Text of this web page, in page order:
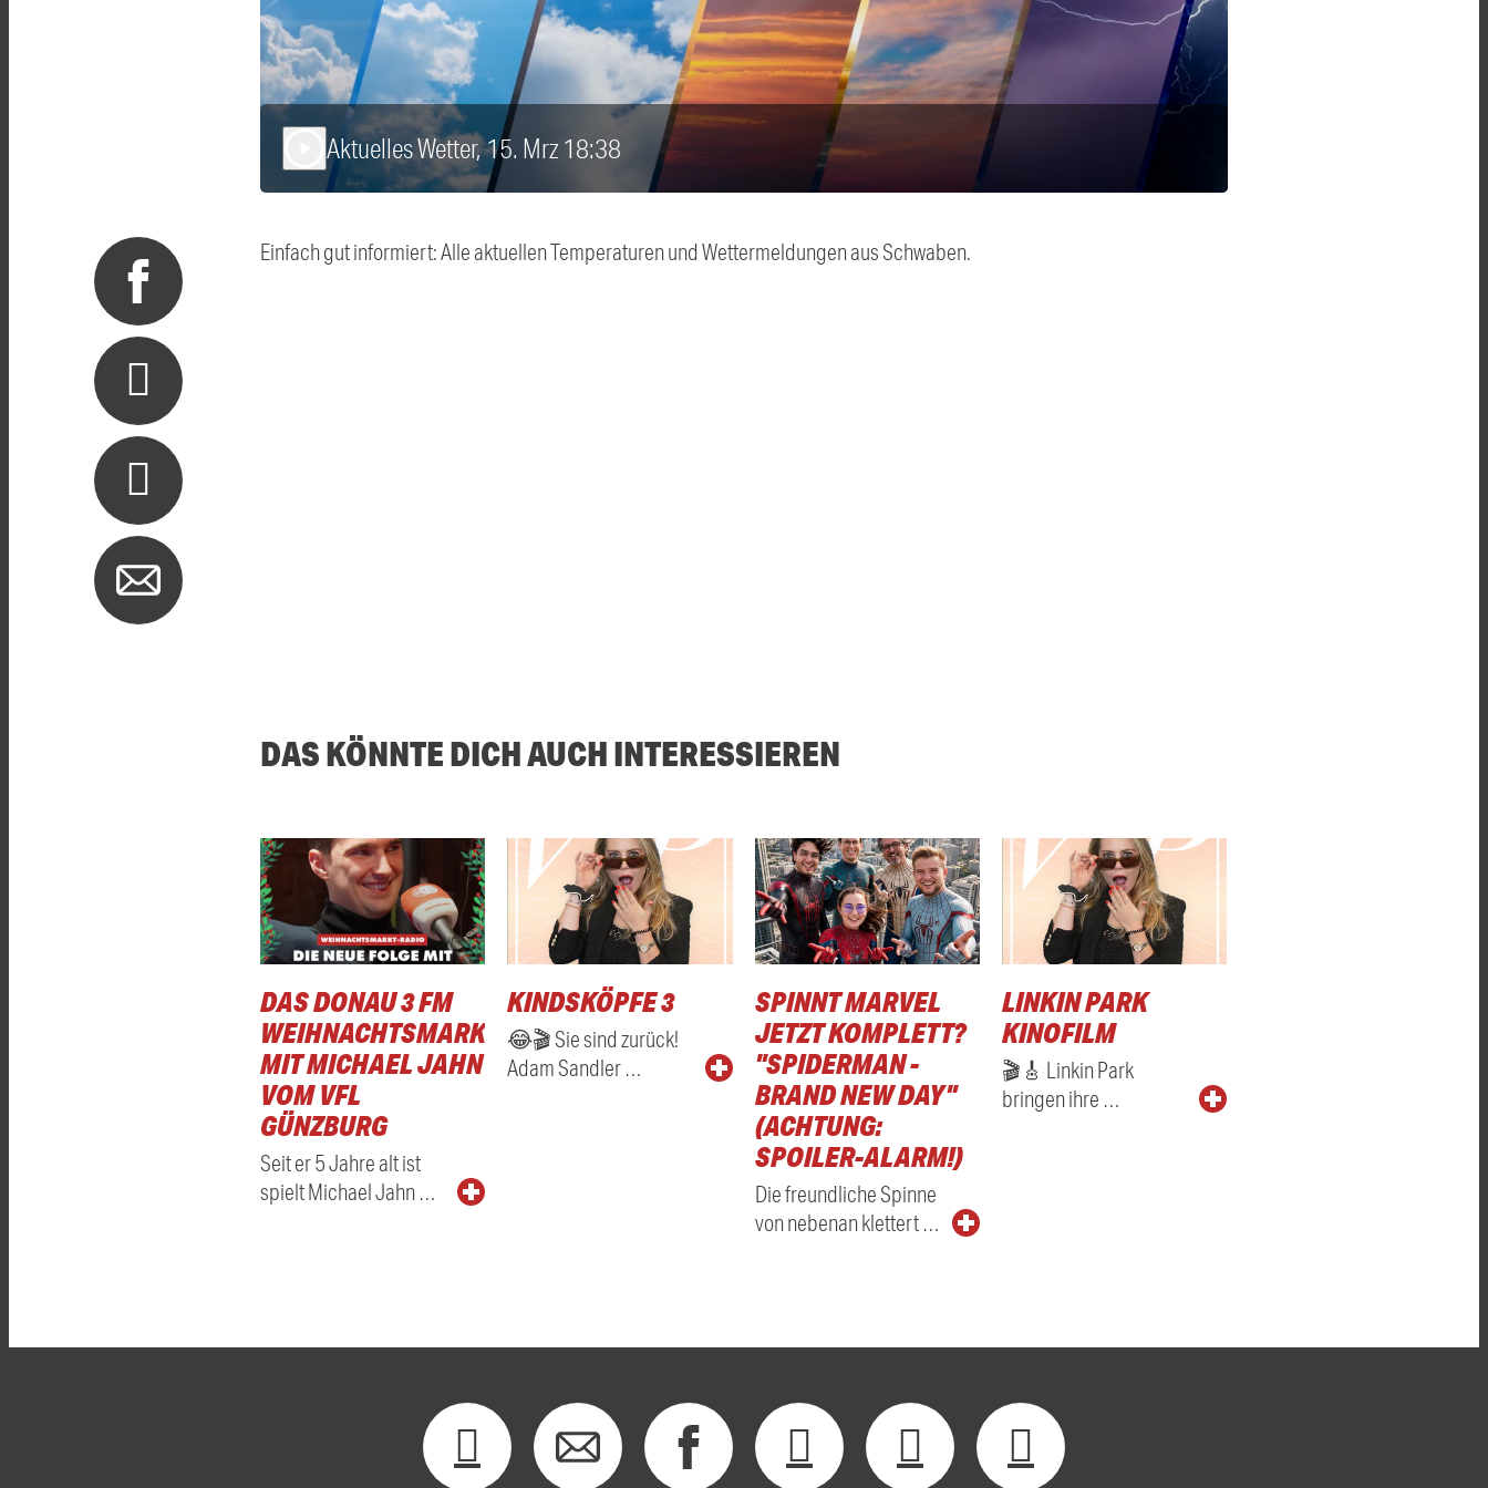
Aktuelles Wetter, 15. Mrz 18:38
Einfach gut informiert: Alle aktuellen Temperaturen und Wettermeldungen aus Schwaben.
DAS KÖNNTE DICH AUCH INTERESSIEREN
DAS DONAU 3 FM
WEIHNACHTSMARKTRADIO
MIT MICHAEL JAHN
VOM VFL
GÜNZBURG
Seit er 5 Jahre alt ist
spielt Michael Jahn …
KINDSKÖPFE 3
😂🎬 Sie sind zurück!
Adam Sandler …
SPINNT MARVEL
JETZT KOMPLETT?
"SPIDERMAN -
BRAND NEW DAY"
(ACHTUNG:
SPOILER-ALARM!)
Die freundliche Spinne
von nebenan klettert …
LINKIN PARK
KINOFILM
🎬🎸 Linkin Park
bringen ihre …